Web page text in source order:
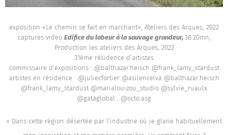
exposition «Le chemin se fait en marchant», Ateliers des Arques, 2022
captures video Edifice du labeur à la sauvage grandeur, 38:20mn,
Production les ateliers des Arques, 2022
31ème résidence d’artistes
commissaire d’expositions : @balthazar.heisch @frank_lamy_stardust
artistes en résidence : @juliecfortier @asilencelva @balthazar.heisch
@frank_lamy_stardust @marialouizou_studio @sylvie_ruaulx
@gataglobal , @octo.asg
« Dans cette région désertée par l’industrie où je glane habituellement